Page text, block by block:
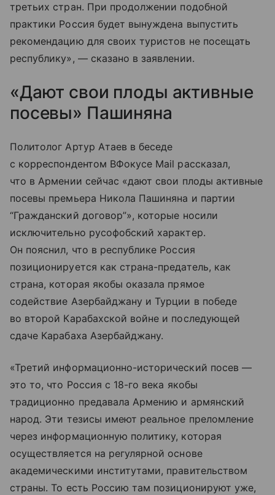
третьих стран. При продолжении подобной
практики Россия будет вынуждена выпустить
рекомендацию для своих туристов не посещать
республику», — сказано в заявлении.
«Дают свои плоды активные
посевы» Пашиняна
Политолог Артур Атаев в беседе
с корреспондентом ВФокусе Mail рассказал,
что в Армении сейчас «дают свои плоды активные
посевы премьера Никола Пашиняна и партии
“Гражданский договор”», которые носили
исключительно русофобский характер.
Он пояснил, что в республике Россия
позиционируется как страна-предатель, как
страна, которая якобы оказала прямое
содействие Азербайджану и Турции в победе
во второй Карабахской войне и последующей
сдаче Карабаха Азербайджану.
«Третий информационно-исторический посев —
это то, что Россия с 18-го века якобы
традиционно предавала Армению и армянский
народ. Эти тезисы имеют реальное преломление
через информационную политику, которая
осуществляется на регулярной основе
академическими институтами, правительством
страны. То есть Россию там позиционируют уже,